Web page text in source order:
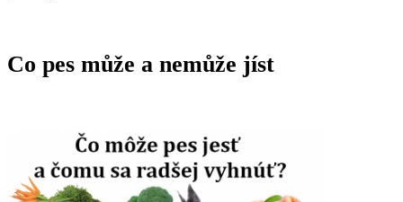
Co pes může a nemůže jíst